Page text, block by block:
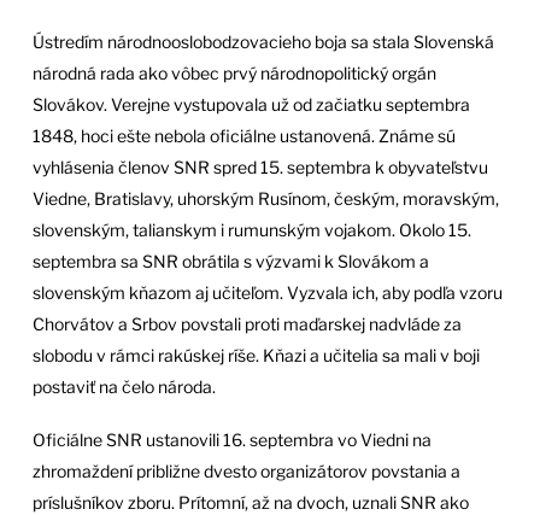
Ústredím národnooslobodzovacieho boja sa stala Slovenská
národná rada ako vôbec prvý národnopolitický orgán
Slovákov. Verejne vystupovala už od začiatku septembra
1848, hoci ešte nebola oficiálne ustanovená. Známe sú
vyhlásenia členov SNR spred 15. septembra k obyvateľstvu
Viedne, Bratislavy, uhorským Rusínom, českým, moravským,
slovenským, talianskym i rumunským vojakom. Okolo 15.
septembra sa SNR obrátila s výzvami k Slovákom a
slovenským kňazom aj učiteľom. Vyzvala ich, aby podľa vzoru
Chorvátov a Srbov povstali proti maďarskej nadvláde za
slobodu v rámci rakúskej ríše. Kňazi a učitelia sa mali v boji
postaviť na čelo národa.
Oficiálne SNR ustanovili 16. septembra vo Viedni na
zhromaždení približne dvesto organizátorov povstania a
príslušníkov zboru. Prítomní, až na dvoch, uznali SNR ako